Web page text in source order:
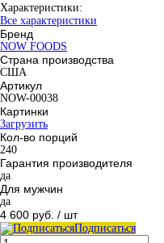
Характеристики:
Все характеристики
Бренд
NOW FOODS
Страна производства
США
Артикул
NOW-00038
Картинки
Загрузить
Кол-во порций
240
Гарантия производителя
да
Для мужчин
да
4 600 руб. / шт
Подписаться